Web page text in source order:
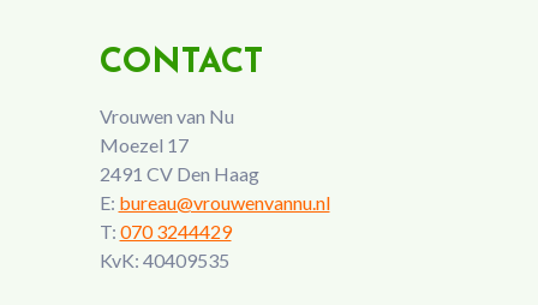
CONTACT
Vrouwen van Nu
Moezel 17
2491 CV Den Haag
E: bureau@vrouwenvannu.nl
T: 070 3244429
KvK: 40409535